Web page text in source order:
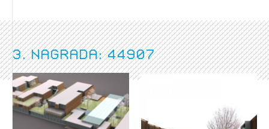
3. nagrada: 44907